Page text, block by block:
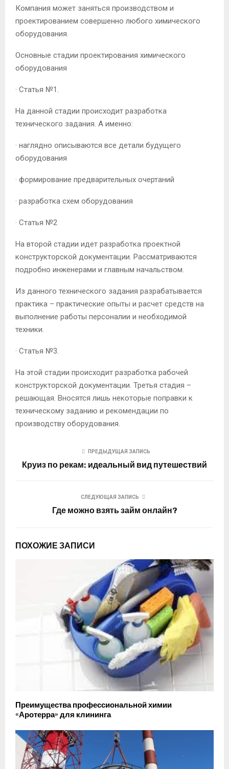
Компания может заняться производством и
проектированием совершенно любого химического
оборудования.
Основные стадии проектирования химического
оборудования
· Статья №1.
На данной стадии происходит разработка
технического задания. А именно:
· наглядно описываются все детали будущего
оборудования
· формирование предварительных очертаний
· разработка схем оборудования
· Статья №2
На второй стадии идет разработка проектной
конструкторской документации. Рассматриваются
подробно инженерами и главным начальством.
Из данного технического задания разрабатывается
практика – практические опыты и расчет средств на
выполнение работы персоналии и необходимой
техники.
· Статья №3.
На этой стадии происходит разработка рабочей
конструкторской документации. Третья стадия –
решающая. Вносятся лишь некоторые поправки к
техническому заданию и рекомендации по
производству оборудования.
ПРЕДЫДУЩАЯ ЗАПИСЬ
Круиз по рекам: идеальный вид путешествий
СЛЕДУЮЩАЯ ЗАПИСЬ
Где можно взять займ онлайн?
ПОХОЖИЕ ЗАПИСИ
Преимущества профессиональной химии
«Аротерра» для клининга